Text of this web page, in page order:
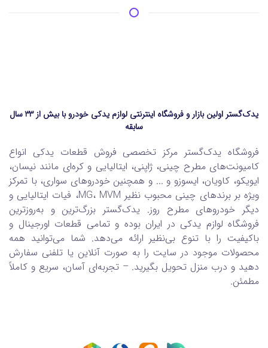
یدک‌گستر اولین بازار و فروشگاه اینترنتی لوازم یدکی خودرو با بیش از 33 سال
سابقه
فروشگاه یدک‌گستر مرکز تخصصی فروش قطعات یدکی انواع
کامیونت‌های مطرح چینی، ژاپنی، ایتالیایی و کره‌ای مانند نیسان،
ایویکو، کاویان، ایسوزو و ... و همچنین خودروهای سواری، با تمرکز
ویژه بر برندهای چینی محبوب نظیر MG، MVM، فیات ایتالیایی و
دیگر خودروهای مطرح روز. یدک‌گستر بزرگ‌ترین و به‌روزترین
فروشگاه لوازم یدکی در ایران بوده و تمامی قطعات اورجینال و
باکیفیت را با تنوع بی‌نظیر ارائه می‌دهد. شما می‌توانید همه
محصولات موجود در سایت را به صورت آنلاین یا تلفنی سفارش
دهید و درب منزل تحویل بگیرید. – تجربه‌ای آسان، سریع و کاملاً
مطمئن.